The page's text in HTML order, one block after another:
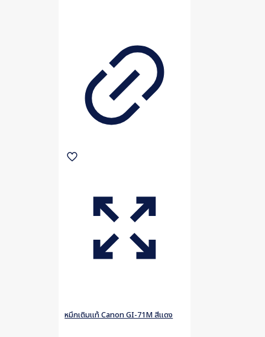
หมึกเติมแท้ Canon GI-71M สีแดง